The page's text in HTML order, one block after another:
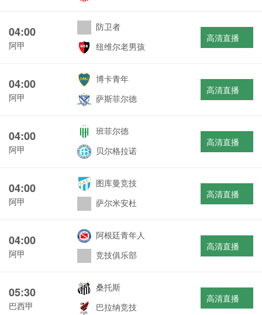
04:00
阿甲
防卫者
纽维尔老男孩
高清直播
04:00
阿甲
博卡青年
萨斯菲尔德
高清直播
04:00
阿甲
班菲尔德
贝尔格拉诺
高清直播
04:00
阿甲
图库曼竞技
萨尔米安杜
高清直播
04:00
阿甲
阿根廷青年人
竞技俱乐部
高清直播
05:30
巴西甲
桑托斯
巴拉纳竞技
高清直播